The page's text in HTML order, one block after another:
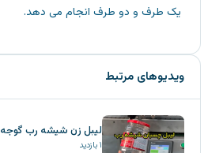
یک طرف و دو طرف انجام می دهد.
ویدیوهای مرتبط
لیبل زن شیشه رب گوجه
۱بازدید